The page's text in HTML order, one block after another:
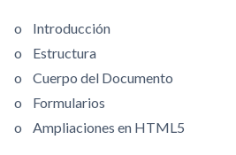
o Introducción
o Estructura
o Cuerpo del Documento
o Formularios
o Ampliaciones en HTML5